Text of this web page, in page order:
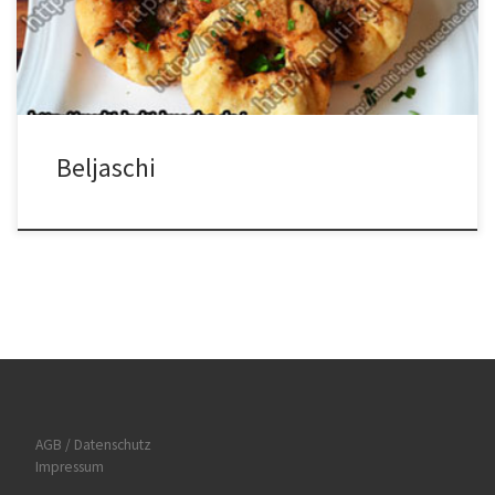
Frischhaltefolie bedecken und gehen lassen. In der Zwischenzeit
die Zwiebeln pürieren und mit den restlichen […]
Beljaschi
AGB / Datenschutz
Impressum